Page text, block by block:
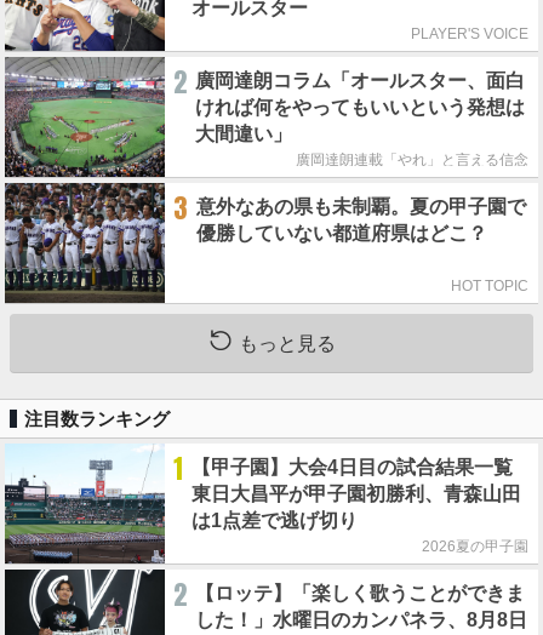
オールスター
PLAYER'S VOICE
2 廣岡達朗コラム「オールスター、面白
ければ何をやってもいいという発想は
大間違い」
廣岡達朗連載「やれ」と言える信念
3 意外なあの県も未制覇。夏の甲子園で
優勝していない都道府県はどこ？
HOT TOPIC
もっと見る
注目数ランキング
1
【甲子園】大会4日目の試合結果一覧
東日大昌平が甲子園初勝利、青森山田
は1点差で逃げ切り
2026夏の甲子園
2
【ロッテ】「楽しく歌うことができま
した！」水曜日のカンパネラ、8月8日